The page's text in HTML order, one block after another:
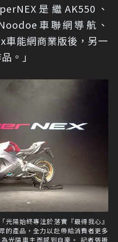
是繼AK550、
車聯網導航、
能網商業版後，另一
。」
光陽始終專注於落實『最得我心』
的產品，全力以赴帶給消費者更多
光陽車主而感到自豪。 記者張振